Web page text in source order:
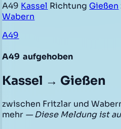
A49 Kassel Richtung Gießen
Wabern
A49
A49 aufgehoben
Kassel → Gießen
zwischen Fritzlar und
mehr — Diese Meldung ist